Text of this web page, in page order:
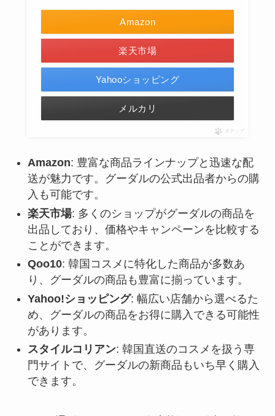
Amazon
楽天市場
Yahooショッピング
メルカリ
ポチップ
Amazon: 豊富な商品ラインナップと迅速な配
送が魅力です。グーダルの公式出品者からの購
入も可能です。
楽天市場: 多くのショップがグーダルの商品を
出品しており、価格やキャンペーンを比較する
ことができます。
Qoo10: 韓国コスメに特化した商品が多数あ
り、グーダルの商品も豊富に揃っています。
Yahoo!ショッピング: 幅広い店舗から選べるた
め、グーダルの商品をお得に購入できる可能性
があります。
スタイルコリアン: 韓国直送のコスメを扱う専
門サイトで、グーダルの新商品もいち早く購入
できます。